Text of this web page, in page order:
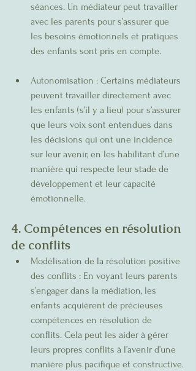
séances. Un médiateur peut travailler
avec les parents pour s’assurer que
les besoins émotionnels et pratiques
des enfants sont pris en compte.
Autonomisation : Certains médiateurs
peuvent travailler directement avec
les enfants (s’il y a lieu) pour s’assurer
que leurs voix sont entendues dans
les décisions qui ont une incidence
sur leur avenir, en les habilitant d’une
manière qui respecte leur stade de
développement et leur capacité
émotionnelle.
4. Compétences en résolution
de conflits
Modélisation de la résolution positive
des conflits : En voyant leurs parents
s’engager dans la médiation, les
enfants acquièrent de précieuses
compétences en résolution de
conflits. Cela peut les aider à gérer
leurs propres conflits à l’avenir d’une
manière plus pacifique et constructive.